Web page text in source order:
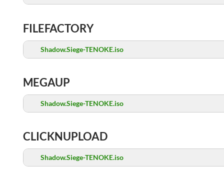
FILEFACTORY
Shadow.Siege-TENOKE.iso
MEGAUP
Shadow.Siege-TENOKE.iso
CLICKNUPLOAD
Shadow.Siege-TENOKE.iso